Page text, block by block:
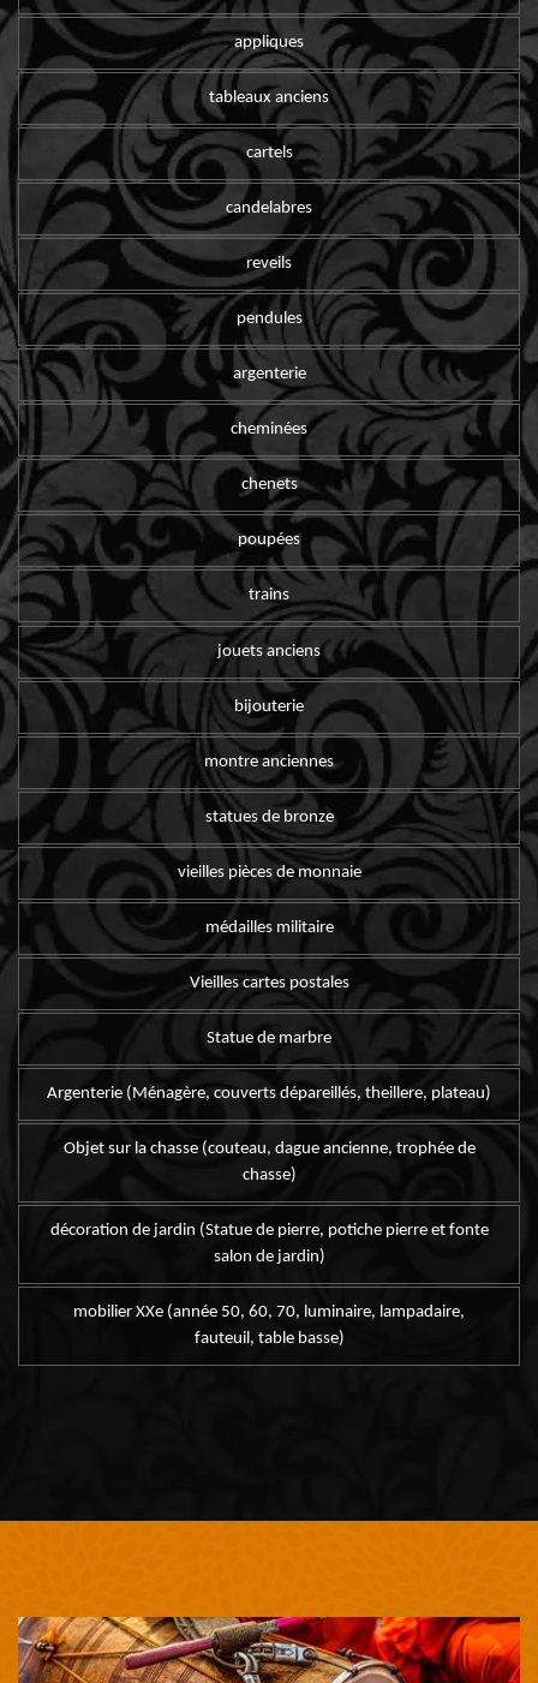
appliques
tableaux anciens
cartels
candelabres
reveils
pendules
argenterie
cheminées
chenets
poupées
trains
jouets anciens
bijouterie
montre anciennes
statues de bronze
vieilles pièces de monnaie
médailles militaire
Vieilles cartes postales
Statue de marbre
Argenterie (Ménagère, couverts dépareillés, theillere, plateau)
Objet sur la chasse (couteau, dague ancienne, trophée de
chasse)
décoration de jardin (Statue de pierre, potiche pierre et fonte
salon de jardin)
mobilier XXe (année 50, 60, 70, luminaire, lampadaire,
fauteuil, table basse)